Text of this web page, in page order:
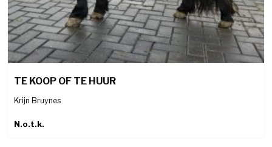
TE KOOP OF TE HUUR
Krijn Bruynes
N.o.t.k.